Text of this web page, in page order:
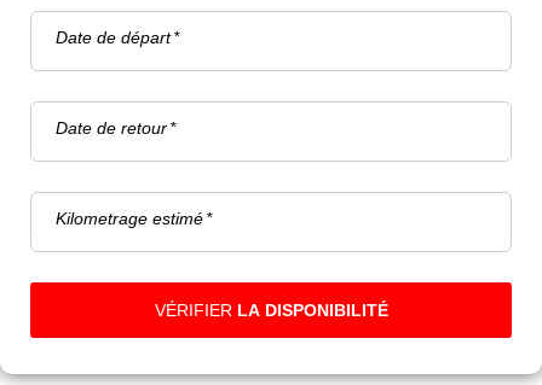
Date de départ
Date de retour
Kilometrage estimé
VÉRIFIER LA DISPONIBILITÉ